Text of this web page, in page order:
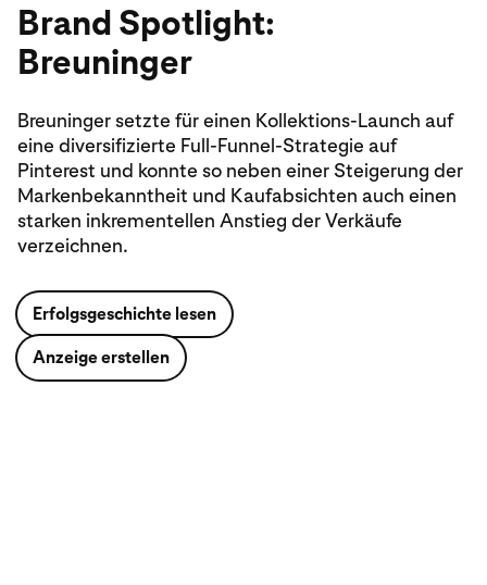
Brand Spotlight:
Breuninger
Breuninger setzte für einen Kollektions-Launch auf
eine diversifizierte Full-Funnel-Strategie auf
Pinterest und konnte so neben einer Steigerung der
Markenbekanntheit und Kaufabsichten auch einen
starken inkrementellen Anstieg der Verkäufe
verzeichnen.
Erfolgsgeschichte lesen
Anzeige erstellen